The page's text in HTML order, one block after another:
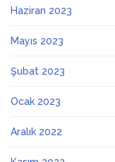
Haziran 2023
Mayıs 2023
Şubat 2023
Ocak 2023
Aralık 2022